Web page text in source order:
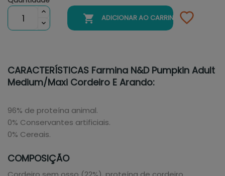
 ADICIONAR AO CARRINHO
CARACTERÍSTICAS Farmina N&D Pumpkin Adult
Medium/Maxi Cordeiro E Arando:
96% de proteína animal.
0% Conservantes artificiais.
0% Cereais.
COMPOSIÇÃO